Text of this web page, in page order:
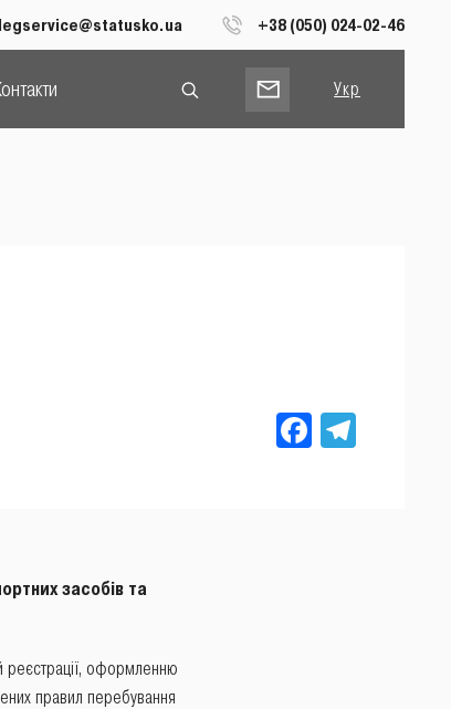
legservice@statusko.ua +38 (050) 024-02-46
Укр
Рус
Facebook
засобів та
реєстрації, оформленню
правил перебування